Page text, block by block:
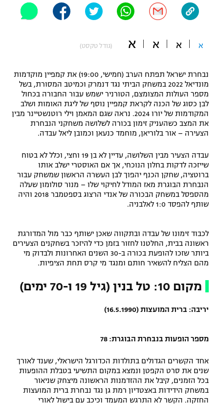
"מחצית בשכונה" – פודקאסט
משתתפים וזוכים בפרסים
תקנון משתתפים וזוכים בפרסים
תקנון עבור פעילות אלקטרה
תקנון עבור פעילות ספורט 1 – "מרלן"
טניס
גיימינג E-Sports
מדיניות פרטיות
תקנון פעילות ספורט 1
רשיון להקרנה פומבית לבית עסק
הצטרפות לחבילת הערוצים
אופניים
ספורט מוטורי
פוטבול אמריקאי NFL
בייסבול MLB
ספורט אתגרי ואקסטרים
אומנויות לחימה
גיימינג E-Sports
א א א א (גודל טקסט)
נבחרת ישראל תפתח הערב (חמישי, 19:00) את קמפיין מוקדמות
מונדיאל 2022 במשחק הביתי נגד דנמרק וכמיטב המסורת, בשל
מספר העולות המצומצם, הטורניר ישמש עבור החבורה בכחול
לבן כסוג של הכנה לקראת קמפיין נוסף של ליגת האומות ושלב
המקודמות של יורו 2024. נראה שגם המאמן וילי רוטנשטיינר מבין
את המצב כשהעניק זימון בכורה לשלושה משחקני הנבחרת
הצעירה – אור בלוריאן, מוחמד כנעאן וכמובן ליאל עבדה.
עבדה הצעיר מבין השלושה, עדיין לא בן 19 וחצי, וכלל לא בטוח
שייזכה לדקות בחלון הנוכחי, אך אם האוסטרי ישלב אותו
ברוטציה, שחקן הכנף יהפוך לבן העשרה הראשון שמשחק עבור
הנבחרת הבוגרת מאז המודל לחיקוי שלו – מנור סולומון שעלה
מהספסל במשחק הבכורה של אנדי הרצוג בספטמבר 2018 והיה
שותף להפסד 1:0 לאלבניה.
לכבוד זימונו של עבדה ובתקווה שאכן ישותף כבר מול המדורגת
ראשונה בבית, החלטנו לחזור בזמן כדי להיזכר בשחקנים הצעירים
ביותר שזכו להופעת בכורה ב-30 השנים האחרונות ולבדוק מי
מהם הצליח להשאיר חותם ומנגד מי קרס תחת הציפיות.
מקום 10: טל בנין (גיל 19 ו-70 ימים)
יריבה: ברית המועצות (16.5.1990)
מספר הופעות בנבחרת הבוגרת: 78
אחד הקשרים הגדולים בתולדות הכדורגל הישראלי, שענד לאורך
שנים את סרט הקפטן ונמצא במקום התשיעי בטבלת ההופעות
בכל הזמנים, קיבל את ההזדמנות הראשונה מיצחק שניאור
במשחק הידידות באצטדיון רמת גן נגד נבחרת ברית המועצות
החזקה. הקשר לא התרגש המעמד וכיכב עם בישול לאורי